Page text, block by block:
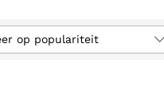
op populariteit